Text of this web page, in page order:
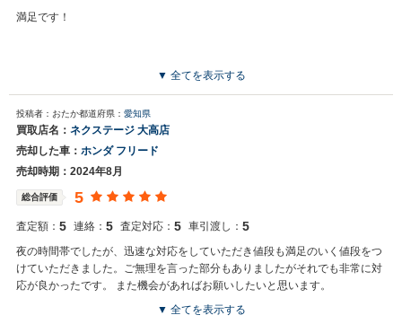
満足です！
▼ 全てを表示する
投稿者：おたか都道府県： 愛知県
買取店名： ネクステージ 大高店
売却した車： ホンダ フリード
売却時期：2024年8月
総合評価 5
査定額： 5 連絡： 5 査定対応： 5 車引渡し： 5
夜の時間帯でしたが、迅速な対応をしていただき値段も満足のいく値段をつ
けていただきました。ご無理を言った部分もありましたがそれでも非常に対
応が良かったです。 また機会があればお願いしたいと思います。
▼ 全てを表示する